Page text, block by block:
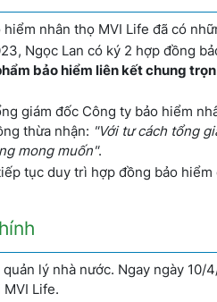
nhân thọ MVI Life đã có
Ngọc Lan có ký 2 hợp đồng
bảo hiểm liên kết chung
giám đốc Công ty bảo hiểm
thừa nhận: "Với tư cách tổng
mong muốn".
tục duy trì hợp đồng bảo hiểm
lý nhà nước. Ngay ngày 10/
Life.